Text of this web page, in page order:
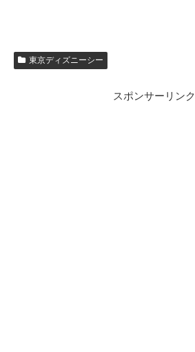
東京ディズニーシー
スポンサーリンク